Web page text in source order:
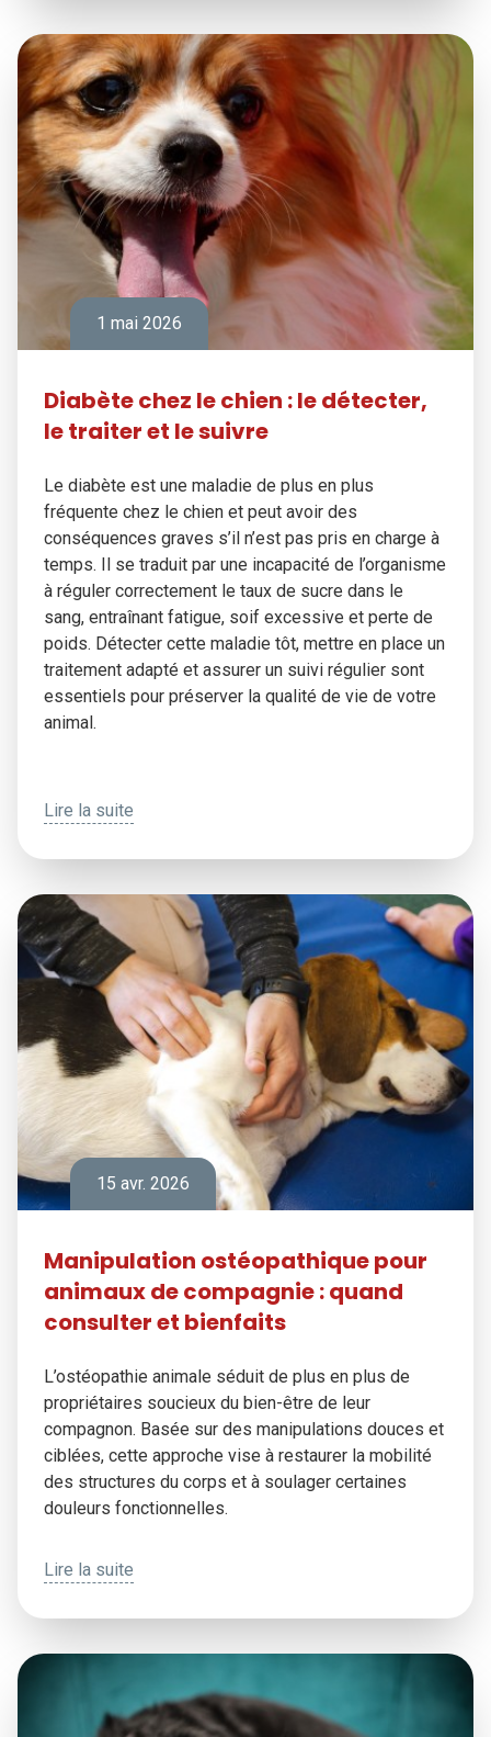
1 mai 2026
Diabète chez le chien : le détecter,
le traiter et le suivre
Le diabète est une maladie de plus en plus
fréquente chez le chien et peut avoir des
conséquences graves s’il n’est pas pris en charge à
temps. Il se traduit par une incapacité de l’organisme
à réguler correctement le taux de sucre dans le
sang, entraînant fatigue, soif excessive et perte de
poids. Détecter cette maladie tôt, mettre en place un
traitement adapté et assurer un suivi régulier sont
essentiels pour préserver la qualité de vie de votre
animal.
Lire la suite
15 avr. 2026
Manipulation ostéopathique pour
animaux de compagnie : quand
consulter et bienfaits
L’ostéopathie animale séduit de plus en plus de
propriétaires soucieux du bien-être de leur
compagnon. Basée sur des manipulations douces et
ciblées, cette approche vise à restaurer la mobilité
des structures du corps et à soulager certaines
douleurs fonctionnelles.
Lire la suite